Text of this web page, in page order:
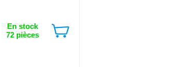
En stock
72 pièces